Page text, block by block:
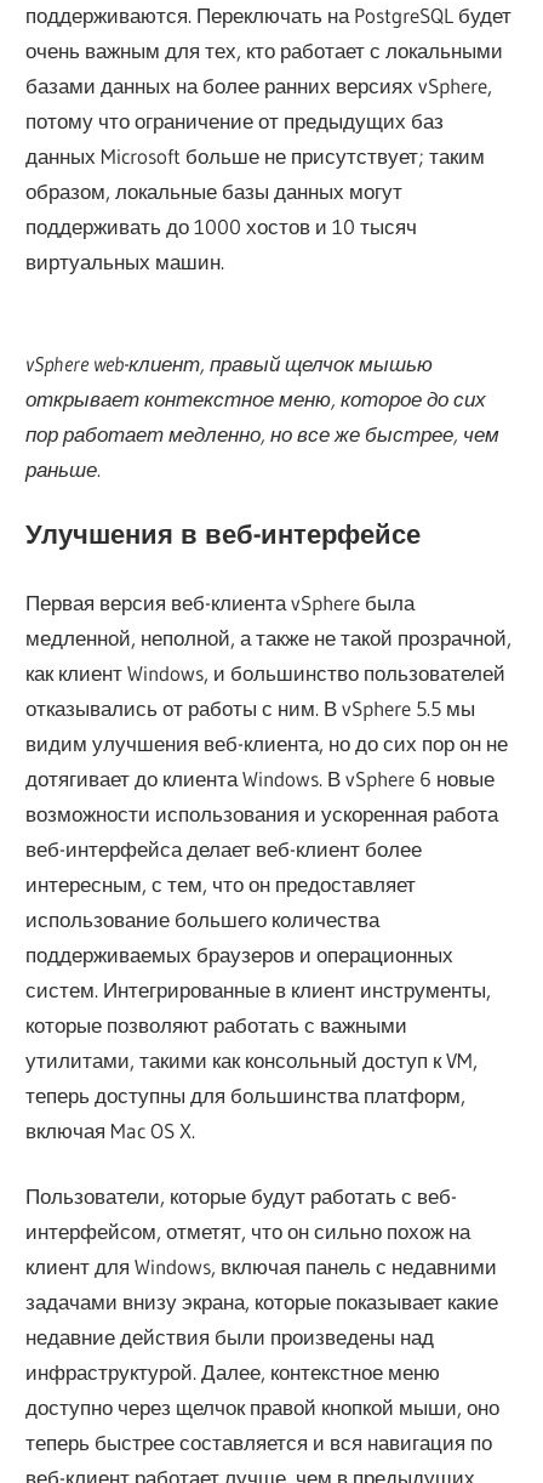
поддерживаются. Переключать на PostgreSQL будет
очень важным для тех, кто работает с локальными
базами данных на более ранних версиях vSphere,
потому что ограничение от предыдущих баз
данных Microsoft больше не присутствует; таким
образом, локальные базы данных могут
поддерживать до 1000 хостов и 10 тысяч
виртуальных машин.
vSphere web-клиент, правый щелчок мышью
открывает контекстное меню, которое до сих
пор работает медленно, но все же быстрее, чем
раньше.
Улучшения в веб-интерфейсе
Первая версия веб-клиента vSphere была
медленной, неполной, а также не такой прозрачной,
как клиент Windows, и большинство пользователей
отказывались от работы с ним. В vSphere 5.5 мы
видим улучшения веб-клиента, но до сих пор он не
дотягивает до клиента Windows. В vSphere 6 новые
возможности использования и ускоренная работа
веб-интерфейса делает веб-клиент более
интересным, с тем, что он предоставляет
использование большего количества
поддерживаемых браузеров и операционных
систем. Интегрированные в клиент инструменты,
которые позволяют работать с важными
утилитами, такими как консольный доступ к VM,
теперь доступны для большинства платформ,
включая Mac OS X.
Пользователи, которые будут работать с веб-
интерфейсом, отметят, что он сильно похож на
клиент для Windows, включая панель с недавними
задачами внизу экрана, которые показывает какие
недавние действия были произведены над
инфраструктурой. Далее, контекстное меню
доступно через щелчок правой кнопкой мыши, оно
теперь быстрее составляется и вся навигация по